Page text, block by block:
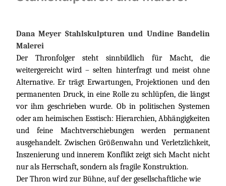
Dana Meyer Stahlskulpturen und Undine Bandelin
Malerei
Der Thronfolger steht sinnbildlich für Macht, die
weitergereicht wird – selten hinterfragt und meist ohne
Alternative. Er trägt Erwartungen, Projektionen und den
permanenten Druck, in eine Rolle zu schlüpfen, die längst
vor ihm geschrieben wurde. Ob in politischen Systemen
oder am heimischen Esstisch: Hierarchien, Abhängigkeiten
und feine Machtverschiebungen werden permanent
ausgehandelt. Zwischen Größenwahn und Verletzlichkeit,
Inszenierung und innerem Konflikt zeigt sich Macht nicht
nur als Herrschaft, sondern als fragile Konstruktion.
Der Thron wird zur Bühne, auf der gesellschaftliche wie